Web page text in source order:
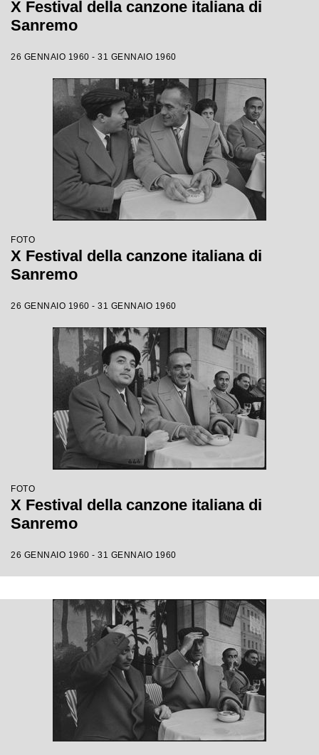
X Festival della canzone italiana di
Sanremo
26 GENNAIO 1960 - 31 GENNAIO 1960
FOTO
X Festival della canzone italiana di
Sanremo
26 GENNAIO 1960 - 31 GENNAIO 1960
FOTO
X Festival della canzone italiana di
Sanremo
26 GENNAIO 1960 - 31 GENNAIO 1960